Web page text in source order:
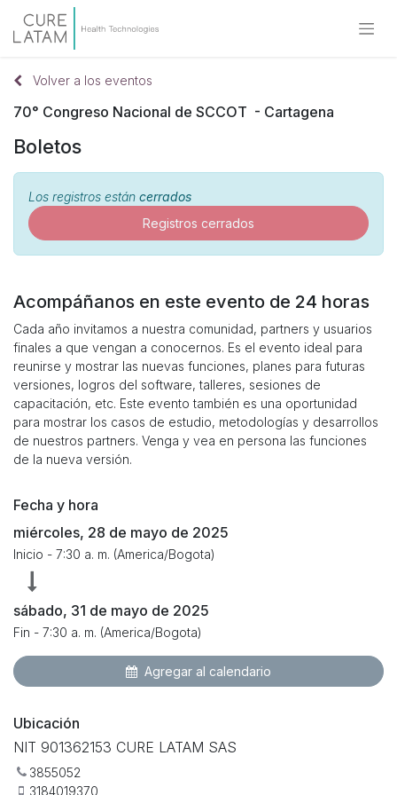
Volver a los eventos
70° Congreso Nacional de SCCOT - Cartagena
Boletos
Los registros están cerrados
Registros cerrados
Acompáñanos en este evento de 24 horas
Cada año invitamos a nuestra comunidad, partners y usuarios
finales a que vengan a conocernos. Es el evento ideal para
reunirse y mostrar las nuevas funciones, planes para futuras
versiones, logros del software, talleres, sesiones de
capacitación, etc. Este evento también es una oportunidad
para mostrar los casos de estudio, metodologías y desarrollos
de nuestros partners. Venga y vea en persona las funciones
de la nueva versión.
Fecha y hora
miércoles, 28 de mayo de 2025
Inicio - 7:30 a. m. (America/Bogota)
sábado, 31 de mayo de 2025
Fin - 7:30 a. m. (America/Bogota)
Agregar al calendario
Ubicación
NIT 901362153 CURE LATAM SAS
3855052
3184019370